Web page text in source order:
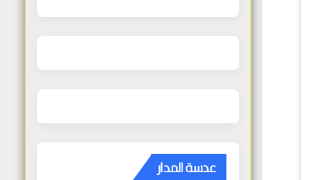
عدسة المدار